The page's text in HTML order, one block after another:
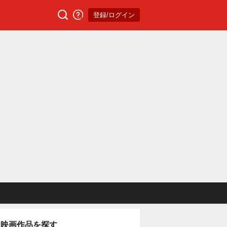
登録/ログイン
映画作品を探す